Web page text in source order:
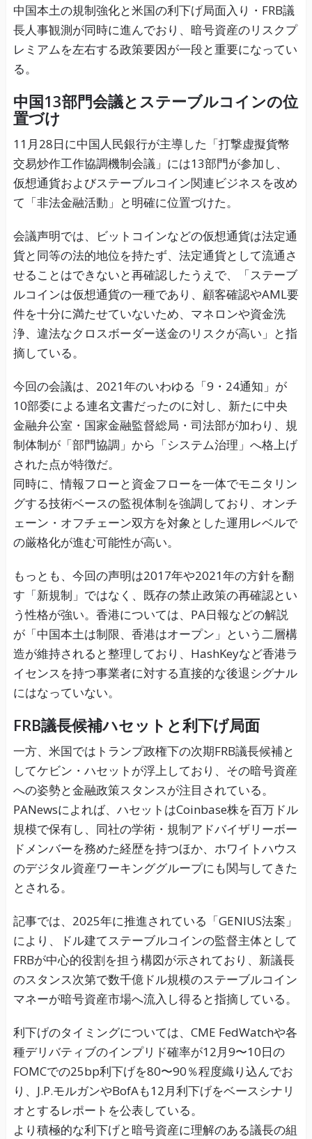
中国本土の規制強化と米国の利下げ局面入り・FRB議
長人事観測が同時に進んでおり、暗号資産のリスクプ
レミアムを左右する政策要因が一段と重要になってい
る。
中国13部門会議とステーブルコインの位
置づけ
11月28日に中国人民銀行が主導した「打撃虚擬貨幣
交易炒作工作協調機制会議」には13部門が参加し、
仮想通貨およびステーブルコイン関連ビジネスを改め
て「非法金融活動」と明確に位置づけた。
会議声明では、ビットコインなどの仮想通貨は法定通
貨と同等の法的地位を持たず、法定通貨として流通さ
せることはできないと再確認したうえで、「ステーブ
ルコインは仮想通貨の一種であり、顧客確認やAML要
件を十分に満たせていないため、マネロンや資金洗
浄、違法なクロスボーダー送金のリスクが高い」と指
摘している。
今回の会議は、2021年のいわゆる「9・24通知」が
10部委による連名文書だったのに対し、新たに中央
金融弁公室・国家金融監督総局・司法部が加わり、規
制体制が「部門協調」から「システム治理」へ格上げ
された点が特徴だ。
同時に、情報フローと資金フローを一体でモニタリン
グする技術ベースの監視体制を強調しており、オンチ
ェーン・オフチェーン双方を対象とした運用レベルで
の厳格化が進む可能性が高い。
もっとも、今回の声明は2017年や2021年の方針を翻
す「新規制」ではなく、既存の禁止政策の再確認とい
う性格が強い。香港については、PA日報などの解説
が「中国本土は制限、香港はオープン」という二層構
造が維持されると整理しており、HashKeyなど香港ラ
イセンスを持つ事業者に対する直接的な後退シグナル
にはなっていない。
FRB議長候補ハセットと利下げ局面
一方、米国ではトランプ政権下の次期FRB議長候補と
してケビン・ハセットが浮上しており、その暗号資産
への姿勢と金融政策スタンスが注目されている。
PANewsによれば、ハセットはCoinbase株を百万ドル
規模で保有し、同社の学術・規制アドバイザリーボー
ドメンバーを務めた経歴を持つほか、ホワイトハウス
のデジタル資産ワーキンググループにも関与してきた
とされる。
記事では、2025年に推進されている「GENIUS法案」
により、ドル建てステーブルコインの監督主体として
FRBが中心的役割を担う構図が示されており、新議長
のスタンス次第で数千億ドル規模のステーブルコイン
マネーが暗号資産市場へ流入し得ると指摘している。
利下げのタイミングについては、CME FedWatchや各
種デリバティブのインプリド確率が12月9〜10日の
FOMCでの25bp利下げを80〜90％程度織り込んでお
り、J.P.モルガンやBofAも12月利下げをベースシナリ
オとするレポートを公表している。
より積極的な利下げと暗号資産に理解のある議長の組